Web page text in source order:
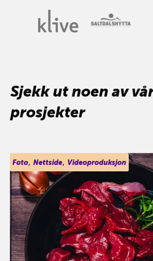
Sjekk ut noen av
prosjekter
Foto, Nettside, Videoproduksjon